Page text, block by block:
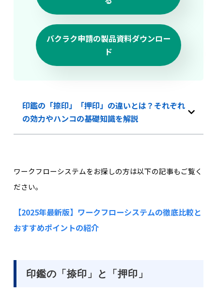
バクラク申請の製品資料ダウンロー
ド
印鑑の「捺印」「押印」の違いとは？それぞれ
の効力やハンコの基礎知識を解説
ワークフローシステムをお探しの方は以下の記事もご覧く
ださい。
【2025年最新版】ワークフローシステムの徹底比較と
おすすめポイントの紹介
印鑑の「捺印」と「押印」